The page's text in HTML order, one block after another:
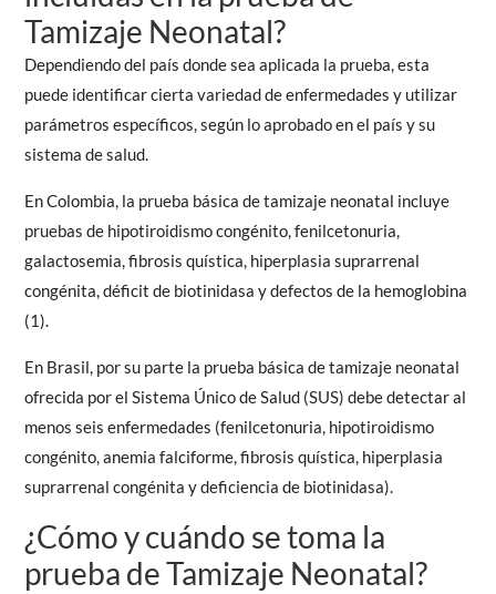
Tamizaje Neonatal?
Dependiendo del país donde sea aplicada la prueba, esta
puede identificar cierta variedad de enfermedades y utilizar
parámetros específicos, según lo aprobado en el país y su
sistema de salud.
En Colombia, la prueba básica de tamizaje neonatal incluye
pruebas de hipotiroidismo congénito, fenilcetonuria,
galactosemia, fibrosis quística, hiperplasia suprarrenal
congénita, déficit de biotinidasa y defectos de la hemoglobina
(1).
En Brasil, por su parte la prueba básica de tamizaje neonatal
ofrecida por el Sistema Único de Salud (SUS) debe detectar al
menos seis enfermedades (fenilcetonuria, hipotiroidismo
congénito, anemia falciforme, fibrosis quística, hiperplasia
suprarrenal congénita y deficiencia de biotinidasa).
¿Cómo y cuándo se toma la
prueba de Tamizaje Neonatal?